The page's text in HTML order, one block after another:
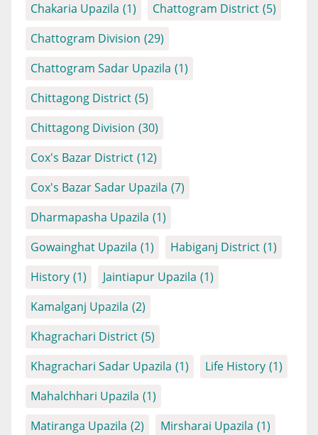
Chakaria Upazila (1) Chattogram District (5)
Chattogram Division (29)
Chattogram Sadar Upazila (1)
Chittagong District (5)
Chittagong Division (30)
Cox's Bazar District (12)
Cox's Bazar Sadar Upazila (7)
Dharmapasha Upazila (1)
Gowainghat Upazila (1) Habiganj District (1)
History (1) Jaintiapur Upazila (1)
Kamalganj Upazila (2)
Khagrachari District (5)
Khagrachari Sadar Upazila (1) Life History (1)
Mahalchhari Upazila (1)
Matiranga Upazila (2) Mirsharai Upazila (1)